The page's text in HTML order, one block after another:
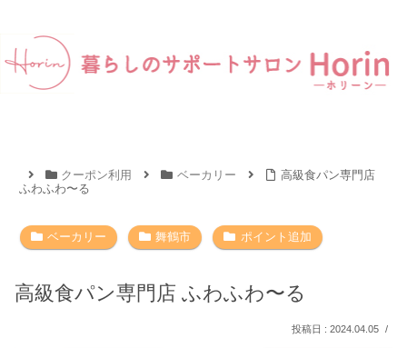
クーポン利用 ベーカリー
高級食パン専門店
ふわふわ〜る
ベーカリー 舞鶴市 ポイント追加
高級食パン専門店 ふわふわ〜る
2024.04.05